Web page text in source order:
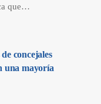
que…
concejales
una mayoría